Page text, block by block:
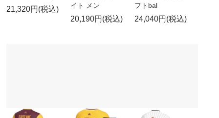
21,320円(税込)
イト メン
20,190円(税込)
フトbal
24,040円(税込)